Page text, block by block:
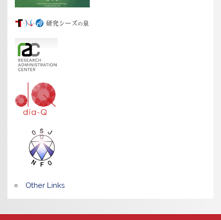
Other Links